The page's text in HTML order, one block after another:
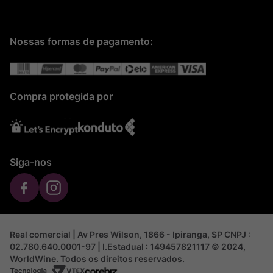
Nossas formas de pagamento:
Compra protegida por
Siga-nos
Real comercial | Av Pres Wilson, 1866 - Ipiranga, SP CNPJ :
02.780.640.0001-97 | I.Estadual : 149457821117 © 2024,
WorldWine. Todos os direitos reservados.